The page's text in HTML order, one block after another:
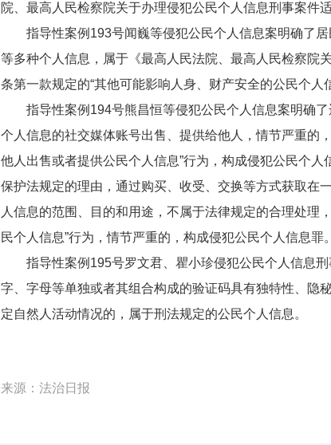
院、最高人民检察院关于办理侵犯公民个人信息刑事案件
指导性案例193号闻巍等侵犯公民个人信息案明确了居
等多种个人信息，属于《最高人民法院、最高人民检察院
条第一款规定的“其他可能影响人身、财产安全的公民个人信
指导性案例194号熊昌恒等侵犯公民个人信息案明确了
个人信息的社交媒体账号出售、提供给他人，情节严重的
他人出售或者提供公民个人信息”行为，构成侵犯公民个
保护法规定的理由，通过购买、收受、交换等方式获取在
人信息的范围、目的和用途，不属于法律规定的合理处理
民个人信息”行为，情节严重的，构成侵犯公民个人信息罪。
指导性案例195号罗文君、瞿小珍侵犯公民个人信息刑
字、字母等单独或者其组合构成的验证码具有独特性、隐
定自然人活动情况的，属于刑法规定的公民个人信息。
来源：法治日报